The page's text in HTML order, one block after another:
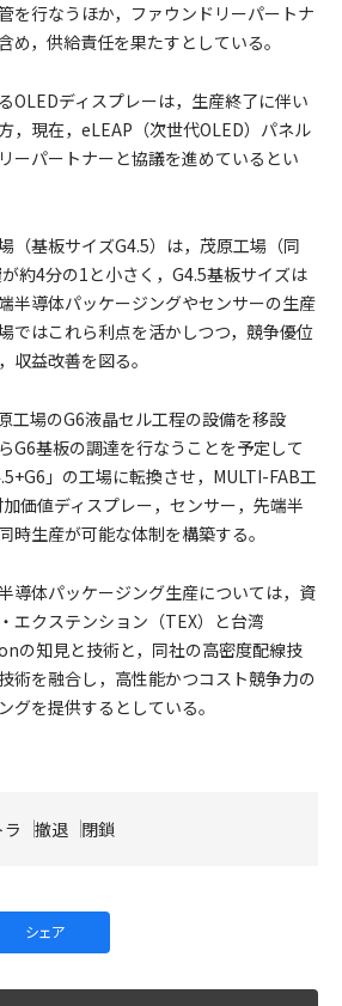
を行なうほか，ファウンドリーパートナ
め，供給責任を果たすとしている。
OLEDディスプレーは，生産終了に伴い
，現在，eLEAP（次世代OLED）パネル
ーパートナーと協議を進めているとい
（基板サイズG4.5）は，茂原工場（同
約4分の1と小さく，G4.5基板サイズは
半導体パッケージングやセンサーの生産
ではこれら利点を活かしつつ，競争優位
収益改善を図る。
工場のG6液晶セル工程の設備を移設
G6基板の調達を行なうことを予定して
」の工場に転換させ，MULTI-FAB工
価値ディスプレー，センサー，先端半
時生産が可能な体制を構築する。
導体パッケージング生産については，資
エクステンション（TEX）と台湾
の知見と技術と，同社の高密度配線技
術を融合し，高性能かつコスト競争力の
グを提供するとしている。
撤退 閉鎖
シェア